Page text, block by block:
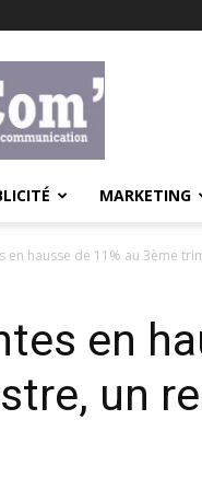
MARKETING
en hausse de 11% au 3ème
en
un